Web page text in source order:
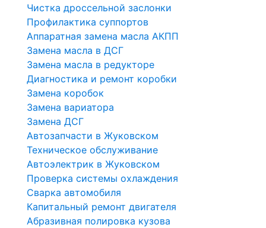
Чистка дроссельной заслонки
Профилактика суппортов
Аппаратная замена масла АКПП
Замена масла в ДСГ
Замена масла в редукторе
Диагностика и ремонт коробки
Замена коробок
Замена вариатора
Замена ДСГ
Автозапчасти в Жуковском
Техническое обслуживание
Автоэлектрик в Жуковском
Проверка системы охлаждения
Сварка автомобиля
Капитальный ремонт двигателя
Абразивная полировка кузова